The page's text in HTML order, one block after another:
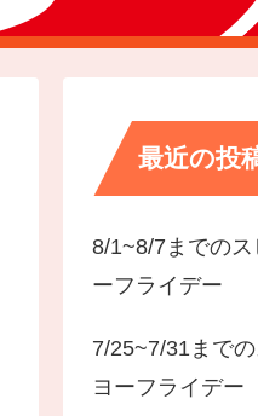
最近の投
8/1~8/7までの
ーフライデー
7/25~7/31まで
ヨーフライデー